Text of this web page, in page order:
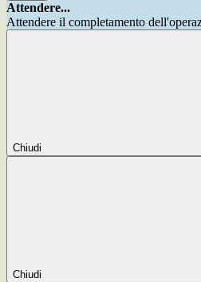
Attendere...
Attendere il completamento
Chiudi
Chiudi